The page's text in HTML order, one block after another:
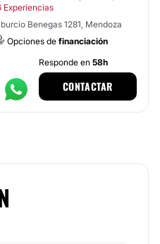
Experiencias
Benegas 1281, Mendoza
Opciones de financiación
Responde en 58h
CONTACTAR